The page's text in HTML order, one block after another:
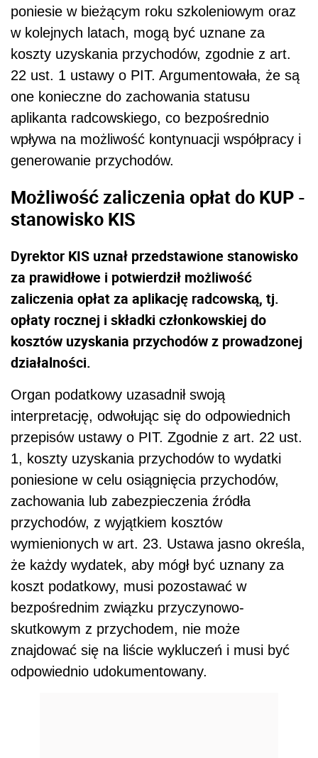
poniesie w bieżącym roku szkoleniowym oraz
w kolejnych latach, mogą być uznane za
koszty uzyskania przychodów, zgodnie z art.
22 ust. 1 ustawy o PIT. Argumentowała, że są
one konieczne do zachowania statusu
aplikanta radcowskiego, co bezpośrednio
wpływa na możliwość kontynuacji współpracy i
generowanie przychodów.
Możliwość zaliczenia opłat do KUP -
stanowisko KIS
Dyrektor KIS uznał przedstawione stanowisko
za prawidłowe i potwierdził możliwość
zaliczenia opłat za aplikację radcowską, tj.
opłaty rocznej i składki członkowskiej do
kosztów uzyskania przychodów z prowadzonej
działalności.
Organ podatkowy uzasadnił swoją
interpretację, odwołując się do odpowiednich
przepisów ustawy o PIT. Zgodnie z art. 22 ust.
1, koszty uzyskania przychodów to wydatki
poniesione w celu osiągnięcia przychodów,
zachowania lub zabezpieczenia źródła
przychodów, z wyjątkiem kosztów
wymienionych w art. 23. Ustawa jasno określa,
że każdy wydatek, aby mógł być uznany za
koszt podatkowy, musi pozostawać w
bezpośrednim związku przyczynowo-
skutkowym z przychodem, nie może
znajdować się na liście wykluczeń i musi być
odpowiednio udokumentowany.